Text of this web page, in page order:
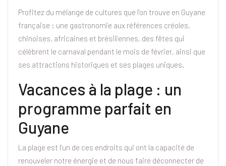
Profitez du mélange de cultures que l’on trouve en Guyane
française : une gastronomie aux références créoles,
chinoises, africaines et brésiliennes, des fêtes qui
célèbrent le carnaval pendant le mois de février, ainsi que
ses attractions historiques et ses plages uniques.
Vacances à la plage : un
programme parfait en
Guyane
La plage est l’un de ces endroits qui ont la capacité de
renouveler notre énergie et de nous faire déconnecter de